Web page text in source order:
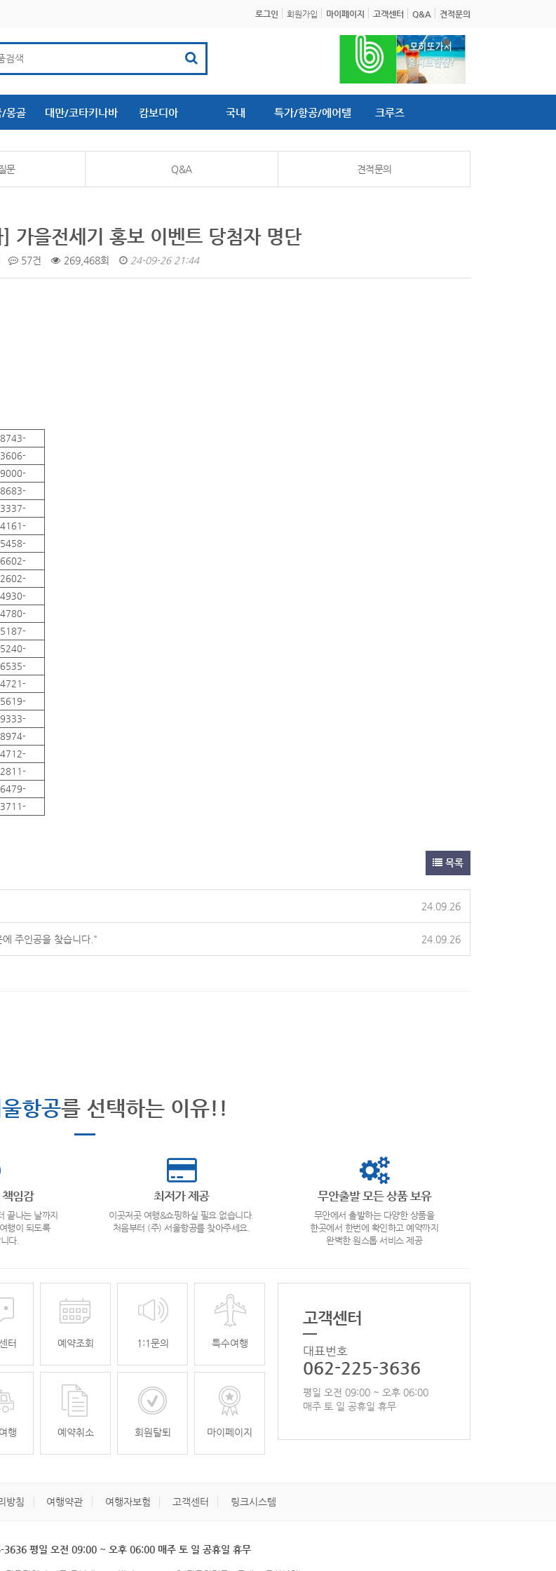
로그인 회원가입 마이페이지 고객센터 Q&A 견적문의
/몽골 대만/코타키나바
루
캄보디아 국내 특가/항공/에어텔 크루즈
문 Q&A 견적문의
가을전세기 홍보 이벤트 당첨자 명단
57건 269,468회 24-09-26 21:44
목록
24.09.26
주인공을 찾습니다." 24.09.26
항공를 선택하는 이유!!
임감
끝나는 날까지
행이 되도록
다.
최저가 제공
이곳저곳 여행&쇼핑하실 필요 없습니다.
처음부터 (주) 서울항공를 찾아주세요.
무안출발 모든 상품 보유
무안에서 출발하는 다양한 상품을
한곳에서 한번에 확인하고 예약까지
완벽한 원스톱 서비스 제공
터 예약조회 1:1문의 특수여행
행 예약취소 회원탈퇴 마이페이지
고객센터
대표번호
062-225-3636
평일 오전 09:00 ~ 오후 06:00
매주 토 일 공휴일 휴무
방침 여행약관 여행자보험 고객센터 링크시스템
3636 평일 오전 09:00 ~ 오후 06:00 매주 토 일 공휴일 휴무